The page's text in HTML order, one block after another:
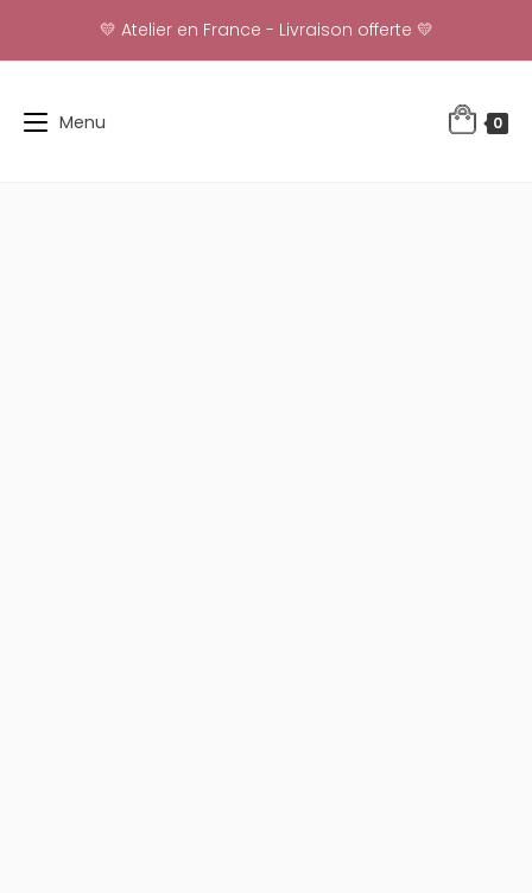
content
💛 Atelier en France - Livraison offerte 💛
Menu 0